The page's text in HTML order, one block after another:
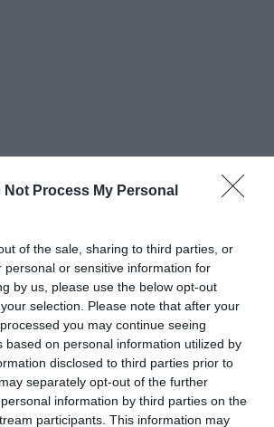
Not Process My Personal
of the sale, sharing to third parties, or
personal or sensitive information for
by us, please use the below opt-out
selection. Please note that after your
you may continue seeing
based on personal information utilized by
disclosed to third parties prior to
separately opt-out of the further
information by third parties on the
participants. This information may
Melegétel, Terasz, Parkoló, Kártyás
fizetés
A Vendéglő Dömösön - Visegrádtól 5
km-re - a Dunakanyar legszebb pontján
gyönyörű kilátással várja kedves
vendégeit. Éttermünk a Dömös
Camping területén működik, ám nem
csak a kemping vendégei térhetnek be
Mutass többet